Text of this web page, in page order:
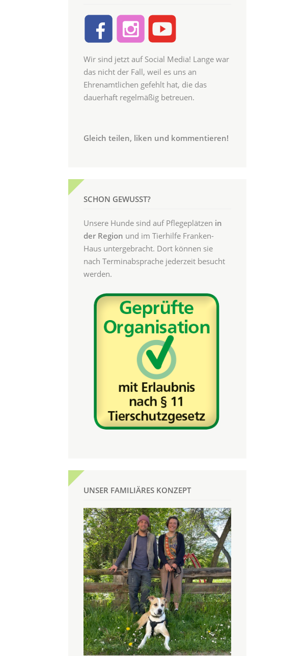
Wir sind jetzt auf Social Media! Lange war
das nicht der Fall, weil es uns an
Ehrenamtlichen gefehlt hat, die das
dauerhaft regelmäßig betreuen.
Gleich teilen, liken und kommentieren!
SCHON GEWUSST?
Unsere Hunde sind auf Pflegeplätzen in
der Region und im Tierhilfe Franken-
Haus untergebracht. Dort können sie
nach Terminabsprache jederzeit besucht
werden.
UNSER FAMILIÄRES KONZEPT